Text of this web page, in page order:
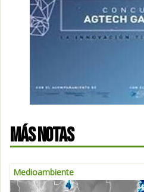
MÁS NOTAS
Medioambiente